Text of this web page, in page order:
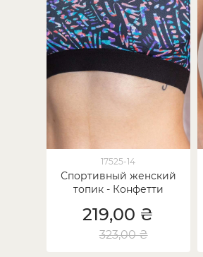
17525-14
Спортивный женский
топик - Конфетти
219,00 ₴
323,00 ₴